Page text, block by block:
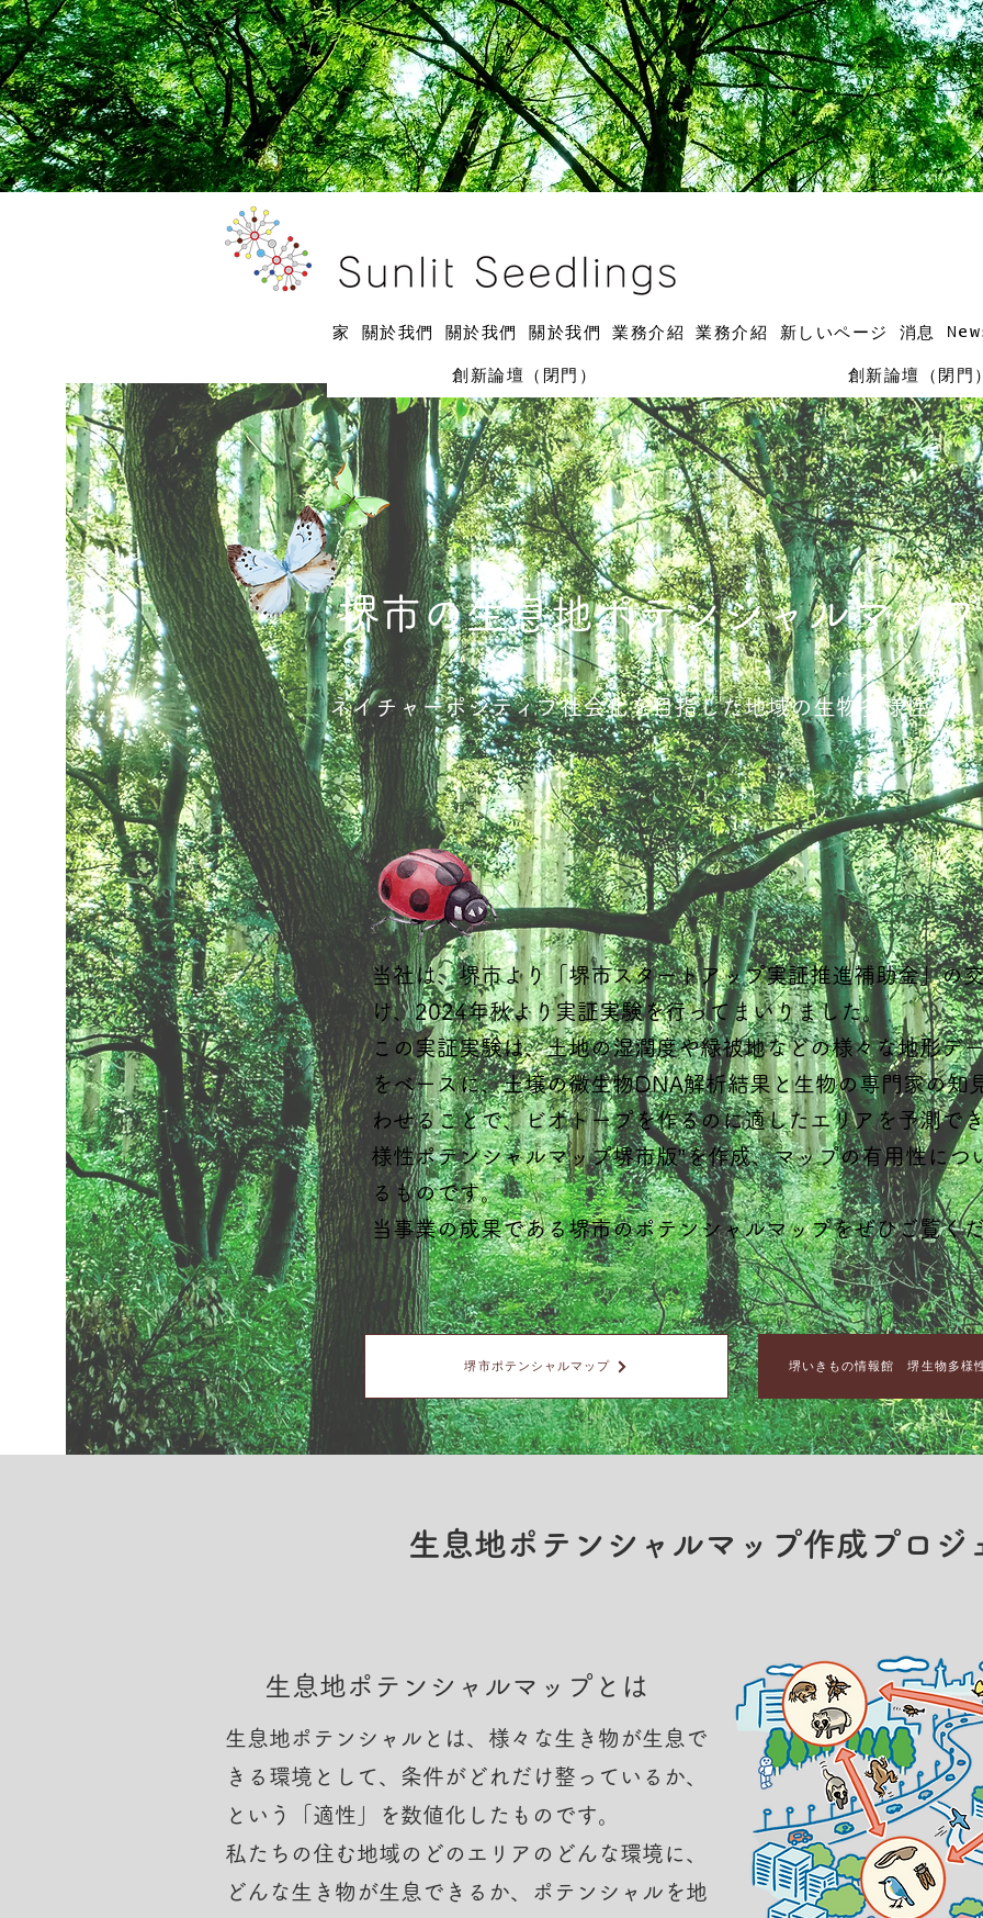
家 關於我們 關於我們 關於我們 業務介紹 業務介紹 新しいページ 消息
創新論壇（閉門） 創新論壇（閉門
堺市の生息地ポテンシャルマッ
ネイチャーポジティブ社会化を目指した地域の生物多様性ネッ
当社は、堺市より「堺市スタートアップ実証推進補助金」の
け、2024年秋より実証実験を行ってまいりました。
この実証実験は、土地の湿潤度や緑被地などの様々な地形デ
をベースに、土壌の微生物DNA解析結果と生物の専門家の知
わせることで、ビオトープを作るのに適したエリアを予測で
様性ポテンシャルマップ堺市版”を作成、マップの有用性につ
るものです。
当事業の成果である堺市のポテンシャルマップをぜひご覧く
堺市ポテンシャルマップ 堺いきもの情報館 堺生物多様
生息地ポテンシャルマップ作成プロジ
​生息地ポテンシャルマップとは
生息地ポテンシャルとは、様々な生き物が生息で
きる環境として、条件がどれだけ整っているか、
という「適性」を数値化したものです。
私たちの住む地域のどのエリアのどんな環境に、
どんな生き物が生息できるか、ポテンシャルを地